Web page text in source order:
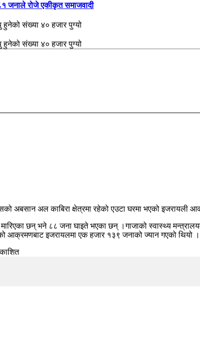
जनाले रोजे एकीकृत समाजवादी
संख्या ४० हजार पुग्यो
संख्या ४० हजार पुग्यो
अबसान अल काबिरा क्षेत्रमा रहेको एउटा घरमा भएको
मारिएका छन् भने ८८ जना घाइते भएका छन् ।गाजाको स्वास्थ्य
आक्रमणबाट इजरायलमा एक हजार १३९ जनाको ज्यान गएको थियो ।